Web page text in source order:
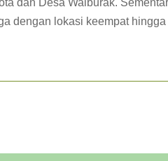
dengan lokasi keempat